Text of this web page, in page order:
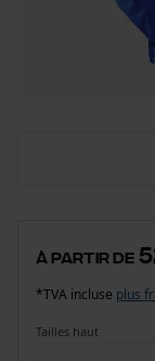
à partir de
*TVA incluse plus
Tailles haut